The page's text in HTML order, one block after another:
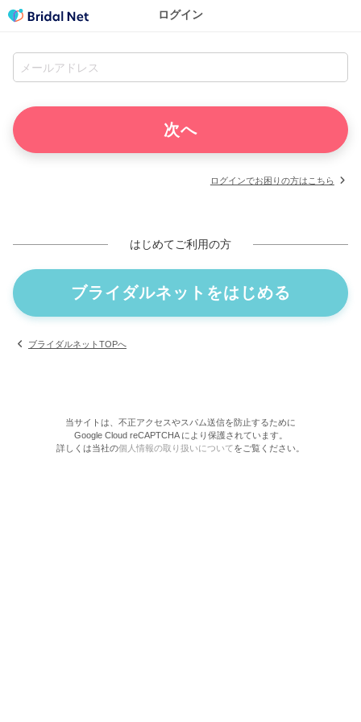
ログイン
ログインでお困りの方はこちら
はじめてご利用の方
ブライダルネットをはじめる
ブライダルネットTOPへ
当サイトは、不正アクセスやスパム送信を防止するために
Google Cloud reCAPTCHA により保護されています。
詳しくは当社の個人情報の取り扱いについてをご覧ください。